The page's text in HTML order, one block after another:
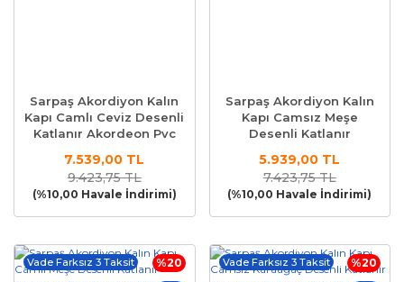
Sarpaş Akordiyon Kalın
Kapı Camlı Ceviz Desenli
Katlanır Akordeon Pvc
7.539,00 TL
9.423,75 TL
(%10,00 Havale İndirimi)
Sarpaş Akordiyon Kalın
Kapı Camsız Meşe
Desenli Katlanır
Kilitli
5.939,00 TL
7.423,75 TL
(%10,00 Havale İndirimi)
%20
Vade Farksız 3 Taksit
%20
Vade Farksız 3 Taksit